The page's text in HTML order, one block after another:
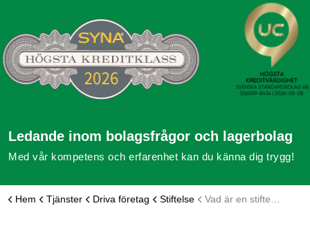
Ledande inom bolagsfrågor och lagerbolag
Med vår kompetens och erfarenhet kan du känna dig trygg!
Hem Tjänster Driva företag Stiftelse Vad är en stiftelse?